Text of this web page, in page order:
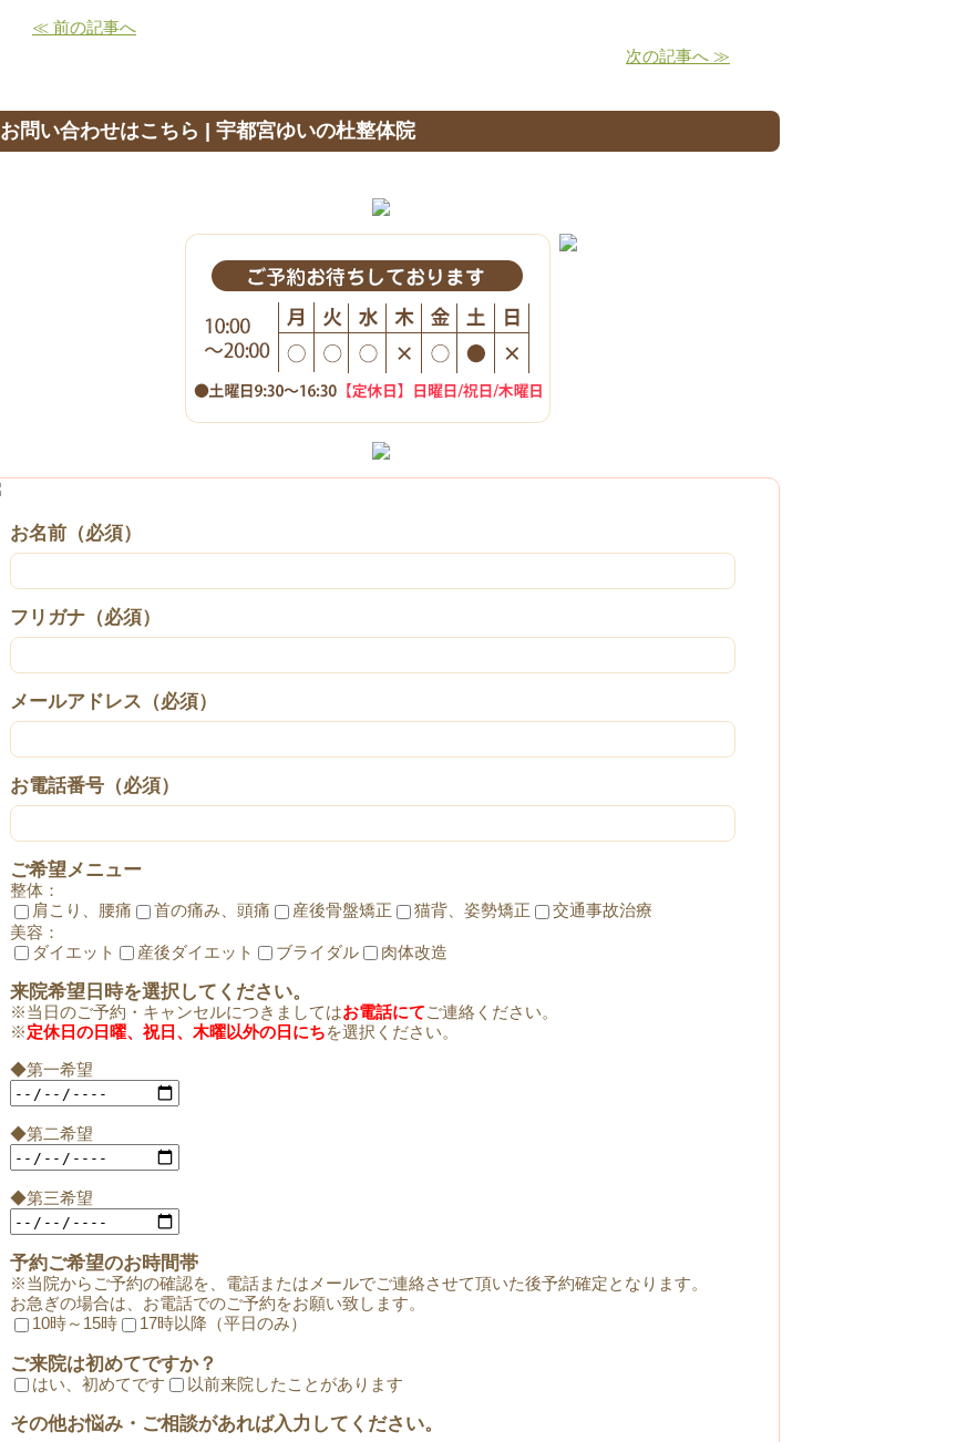
≪ 前の記事へ
次の記事へ ≫
お問い合わせはこちら | 宇都宮ゆいの杜整体院
お名前（必須）
フリガナ（必須）
メールアドレス（必須）
お電話番号（必須）
ご希望メニュー
整体：
肩こり、腰痛
首の痛み、頭痛 産後骨盤矯正 猫背、姿勢矯正
交通事故治療
美容：
ダイエット
産後ダイエット ブライダル 肉体改造
来院希望日時を選択してください。
※当日のご予約・キャンセルにつきましてはお電話にてご連絡ください。
※定休日の日曜、祝日、木曜以外の日にちを選択ください。
◆第一希望
◆第二希望
◆第三希望
予約ご希望のお時間帯
※当院からご予約の確認を、電話またはメールでご連絡させて頂いた後予約確定となります。
お急ぎの場合は、お電話でのご予約をお願い致します。
10時～15時
17時以降（平日のみ）
ご来院は初めてですか？
はい、初めてです 以前来院したことがあります
その他お悩み・ご相談があれば入力してください。